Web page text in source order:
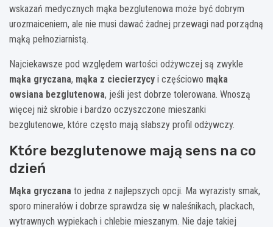
wskazań medycznych mąka bezglutenowa może być dobrym
urozmaiceniem, ale nie musi dawać żadnej przewagi nad porządną
mąką pełnoziarnistą.
Najciekawsze pod względem wartości odżywczej są zwykle
mąka gryczana, mąka z ciecierzycy i częściowo mąka
owsiana bezglutenowa, jeśli jest dobrze tolerowana. Wnoszą
więcej niż skrobie i bardzo oczyszczone mieszanki
bezglutenowe, które często mają słabszy profil odżywczy.
Które bezglutenowe mają sens na co
dzień
Mąka gryczana to jedna z najlepszych opcji. Ma wyrazisty smak,
sporo minerałów i dobrze sprawdza się w naleśnikach, plackach,
wytrawnych wypiekach i chlebie mieszanym. Nie daje takiej